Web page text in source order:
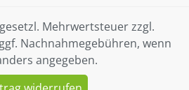
Mehrwertsteuer zzgl.
Nachnahmegebühren, wenn
angegeben.